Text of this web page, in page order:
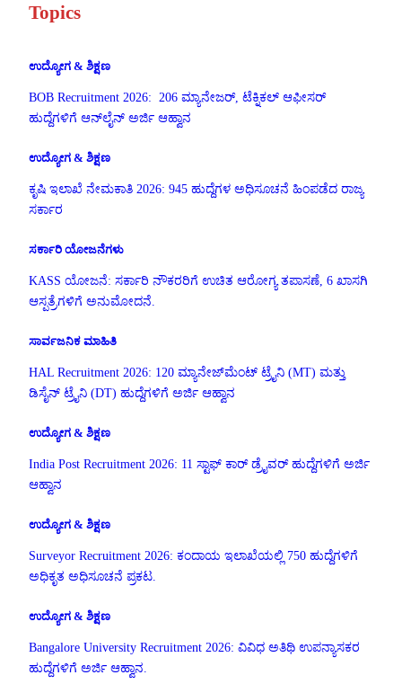
Topics
ಉದ್ಯೋಗ & ಶಿಕ್ಷಣ
BOB Recruitment 2026: 206 ಮ್ಯಾನೇಜರ್, ಟೆಕ್ನಿಕಲ್ ಆಫೀಸರ್
ಹುದ್ದೆಗಳಿಗೆ ಆನ್‌ಲೈನ್ ಅರ್ಜಿ ಆಹ್ವಾನ
ಉದ್ಯೋಗ & ಶಿಕ್ಷಣ
ಕೃಷಿ ಇಲಾಖೆ ನೇಮಕಾತಿ 2026: 945 ಹುದ್ದೆಗಳ ಅಧಿಸೂಚನೆ ಹಿಂಪಡೆದ ರಾಜ್ಯ
ಸರ್ಕಾರ
ಸರ್ಕಾರಿ ಯೋಜನೆಗಳು
KASS ಯೋಜನೆ: ಸರ್ಕಾರಿ ನೌಕರರಿಗೆ ಉಚಿತ ಆರೋಗ್ಯ ತಪಾಸಣೆ, 6 ಖಾಸಗಿ
ಆಸ್ಪತ್ರೆಗಳಿಗೆ ಅನುಮೋದನೆ.
ಸಾರ್ವಜನಿಕ ಮಾಹಿತಿ
HAL Recruitment 2026: 120 ಮ್ಯಾನೇಜ್‌ಮೆಂಟ್ ಟ್ರೈನಿ (MT) ಮತ್ತು
ಡಿಸೈನ್ ಟ್ರೈನಿ (DT) ಹುದ್ದೆಗಳಿಗೆ ಅರ್ಜಿ ಆಹ್ವಾನ
ಉದ್ಯೋಗ & ಶಿಕ್ಷಣ
India Post Recruitment 2026: 11 ಸ್ಟಾಫ್ ಕಾರ್ ಡ್ರೈವರ್ ಹುದ್ದೆಗಳಿಗೆ ಅರ್ಜಿ
ಆಹ್ವಾನ
ಉದ್ಯೋಗ & ಶಿಕ್ಷಣ
Surveyor Recruitment 2026: ಕಂದಾಯ ಇಲಾಖೆಯಲ್ಲಿ 750 ಹುದ್ದೆಗಳಿಗೆ
ಅಧಿಕೃತ ಅಧಿಸೂಚನೆ ಪ್ರಕಟ.
ಉದ್ಯೋಗ & ಶಿಕ್ಷಣ
Bangalore University Recruitment 2026: ವಿವಿಧ ಅತಿಥಿ ಉಪನ್ಯಾಸಕರ
ಹುದ್ದೆಗಳಿಗೆ ಅರ್ಜಿ ಆಹ್ವಾನ.